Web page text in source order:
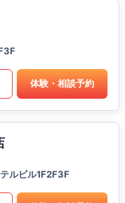
体験・相談予約
ルビル1F2F3F